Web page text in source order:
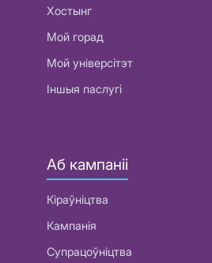
Хостынг
Мой горад
Мой універсітэт
Іншыя паслугі
Аб кампаніі
Кіраўніцтва
Кампанія
Супрацоўніцтва